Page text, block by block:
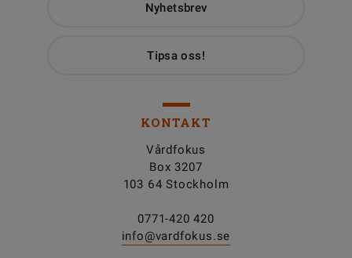
Nyhetsbrev
Tipsa oss!
KONTAKT
Vårdfokus
Box 3207
103 64 Stockholm
0771-420 420
info@vardfokus.se